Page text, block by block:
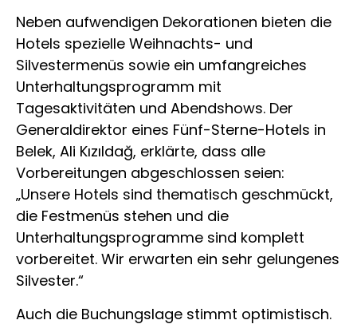
Neben aufwendigen Dekorationen bieten die
Hotels spezielle Weihnachts- und
Silvestermenüs sowie ein umfangreiches
Unterhaltungsprogramm mit
Tagesaktivitäten und Abendshows. Der
Generaldirektor eines Fünf-Sterne-Hotels in
Belek, Ali Kızıldağ, erklärte, dass alle
Vorbereitungen abgeschlossen seien:
„Unsere Hotels sind thematisch geschmückt,
die Festmenüs stehen und die
Unterhaltungsprogramme sind komplett
vorbereitet. Wir erwarten ein sehr gelungenes
Silvester.“
Auch die Buchungslage stimmt optimistisch.